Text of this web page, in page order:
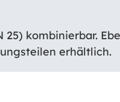
kombinierbar.
erhältlich.